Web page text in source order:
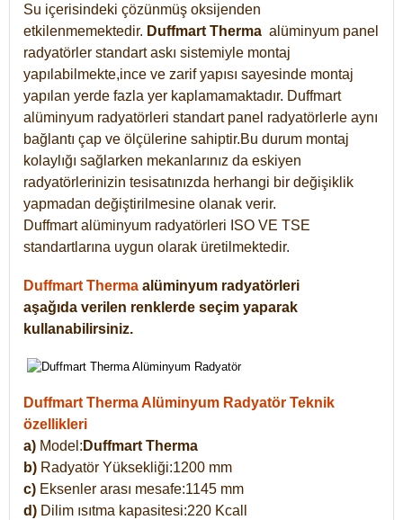
Su içerisindeki çözünmüş oksijenden
etkilenmemektedir. Duffmart Therma alüminyum panel
radyatörler standart askı sistemiyle montaj
yapılabilmekte,ince ve zarif yapısı sayesinde montaj
yapılan yerde fazla yer kaplamamaktadır. Duffmart
alüminyum radyatörleri standart panel radyatörlerle aynı
bağlantı çap ve ölçülerine sahiptir.Bu durum montaj
kolaylığı sağlarken mekanlarınız da eskiyen
radyatörlerinizin tesisatınızda herhangi bir değişiklik
yapmadan değiştirilmesine olanak verir.
Duffmart alüminyum radyatörleri ISO VE TSE
standartlarına uygun olarak üretilmektedir.
Duffmart Therma alüminyum radyatörleri
aşağıda verilen renklerde seçim yaparak
kullanabilirsiniz.
Duffmart Therma Alüminyum Radyatör Teknik
özellikleri
a) Model: Duffmart Therma
b) Radyatör Yüksekliği:1200 mm
c) Eksenler arası mesafe:1145 mm
d) Dilim ısıtma kapasitesi:220 Kcall